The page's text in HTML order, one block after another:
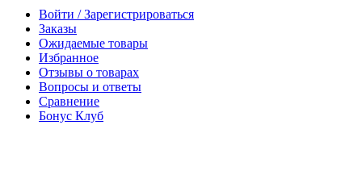
Войти / Зарегистрироваться
Заказы
Ожидаемые товары
Избранное
Отзывы о товарах
Вопросы и ответы
Сравнение
Бонус Клуб